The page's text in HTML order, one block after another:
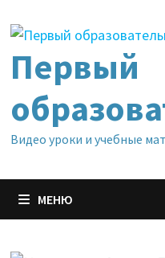
содержимому
Первый
Видео уроки и учебные
МЕНЮ